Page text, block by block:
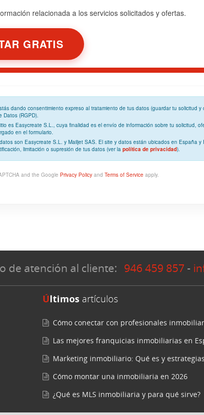
relacionada a los servicios solicitados y ofertas.
dando consentimiento expreso al tratamiento de tus datos (guardar tu solicitud y
Datos (RGPD).
es Easycreate S.L., cuya finalidad es el envío de información sobre tu solicitud,
en el formulario.
son Easycreate S.L. y Mailjet SAS. El site y datos están ubicados en España y
limitación o supresión de tus datos (ver la política de privacidad).
and the Google Privacy Policy and Terms of Service apply.
de atención al cliente: 946 459 857 -
Últimos artículos
Cómo conectar con profesionales
Las mejores franquicias inmobiliarias en
Marketing inmobiliario: Qué es y
Cómo montar una inmobiliaria en 2026
¿Qué es MLS inmobiliaria y para qué sirve?